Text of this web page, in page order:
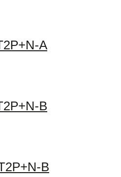
A
B
B